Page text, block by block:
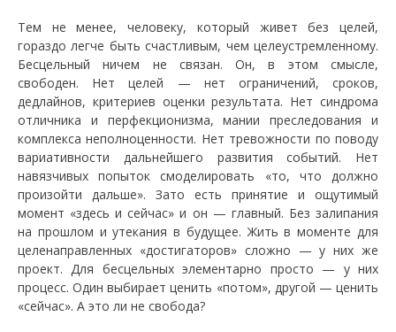
Тем не менее, человеку, который живет без целей,
гораздо легче быть счастливым, чем целеустремленному.
Бесцельный ничем не связан. Он, в этом смысле,
свободен. Нет целей — нет ограничений, сроков,
дедлайнов, критериев оценки результата. Нет синдрома
отличника и перфекционизма, мании преследования и
комплекса неполноценности. Нет тревожности по поводу
вариативности дальнейшего развития событий. Нет
навязчивых попыток смоделировать «то, что должно
произойти дальше». Зато есть принятие и ощутимый
момент «здесь и сейчас» и он — главный. Без залипания
на прошлом и утекания в будущее. Жить в моменте для
целенаправленных «достигаторов» сложно — у них же
проект. Для бесцельных элементарно просто — у них
процесс. Один выбирает ценить «потом», другой — ценить
«сейчас». А это ли не свобода?